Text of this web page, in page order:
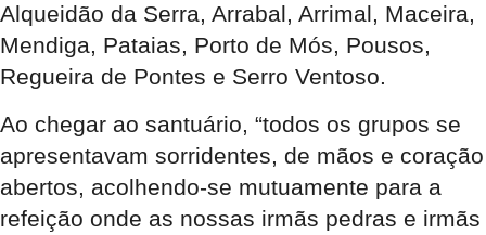
Alqueidão da Serra, Arrabal, Arrimal, Maceira,
Mendiga, Pataias, Porto de Mós, Pousos,
Regueira de Pontes e Serro Ventoso.
Ao chegar ao santuário, “todos os grupos se
apresentavam sorridentes, de mãos e coração
abertos, acolhendo-se mutuamente para a
refeição onde as nossas irmãs pedras e irmãs